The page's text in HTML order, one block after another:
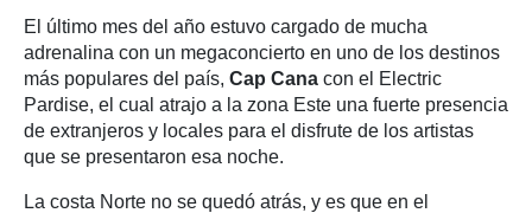
El último mes del año estuvo cargado de mucha
adrenalina con un megaconcierto en uno de los destinos
más populares del país, Cap Cana con el Electric
Pardise, el cual atrajo a la zona Este una fuerte presencia
de extranjeros y locales para el disfrute de los artistas
que se presentaron esa noche.
La costa Norte no se quedó atrás, y es que en el